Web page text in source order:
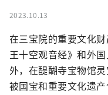
2023.10.13
在三宝院的重要文化
王十空观音经》和外
外，在醍醐寺宝物馆
被国宝和重要文化遗